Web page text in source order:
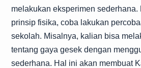
melakukan eksperimen
prinsip fisika, coba lakukan
sekolah. Misalnya, kalian bisa
tentang gaya gesek dengan
sederhana. Hal ini akan membuat